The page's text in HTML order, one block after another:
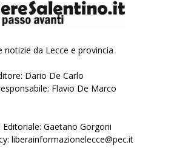
notizie da Lecce e provincia
Dario De Carlo
Flavio De Marco
Gaetano Gorgoni
liberainformazionelecce@pec.it